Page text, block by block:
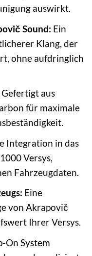
auswirkt.
Sound: Ein
Klang, der
ohne aufdringlich
Gefertigt aus
für maximale
Integration in das
Versys,
Fahrzeugdaten.
Eine
von Akrapovič
Ihrer Versys.
On System